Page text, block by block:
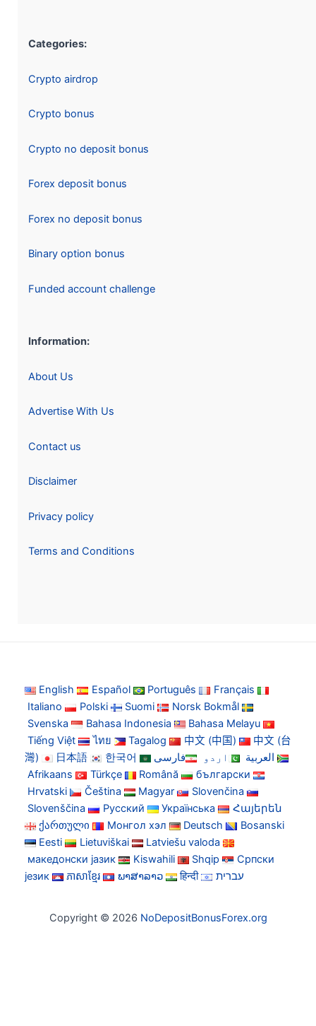
Categories:
Crypto airdrop
Crypto bonus
Crypto no deposit bonus
Forex deposit bonus
Forex no deposit bonus
Binary option bonus
Funded account challenge
Information:
About Us
Advertise With Us
Contact us
Disclaimer
Privacy policy
Terms and Conditions
English Español Português
Français
Italiano
Polski Suomi
Norsk Bokmål
Svenska
Bahasa Indonesia
Bahasa Melayu
Tiếng Việt
ไทย Tagalog 中文 (中国)
中文 (台
灣)
日本語 한국어 العربية اردو
فارسی
Afrikaans
Türkçe Română
български
Hrvatski
Čeština Magyar
Slovenčina
Slovenščina
Русский Українська
Հայերեն
ქართული
Монгол хэл Deutsch
Bosanski
Eesti
Lietuviškai
Latviešu valoda
македонски јазик
Kiswahili Shqip
Српски
језик
ភាសាខ្មែរ ພາສາລາວ हिन्दी עברית
Copyright © 2026 NoDepositBonusForex.org